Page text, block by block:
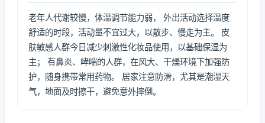
老年人代谢较慢，体温调节能力弱， 外出活动选择温度
舒适的时段，活动量不宜过大，以散步、慢走为主。 皮
肤敏感人群今日减少刺激性化妆品使用，以基础保湿为
主； 有鼻炎、哮喘的人群，在风大、干燥环境下加强防
护，随身携带常用药物。 居家注意防滑，尤其是潮湿天
气，地面及时擦干，避免意外摔倒。